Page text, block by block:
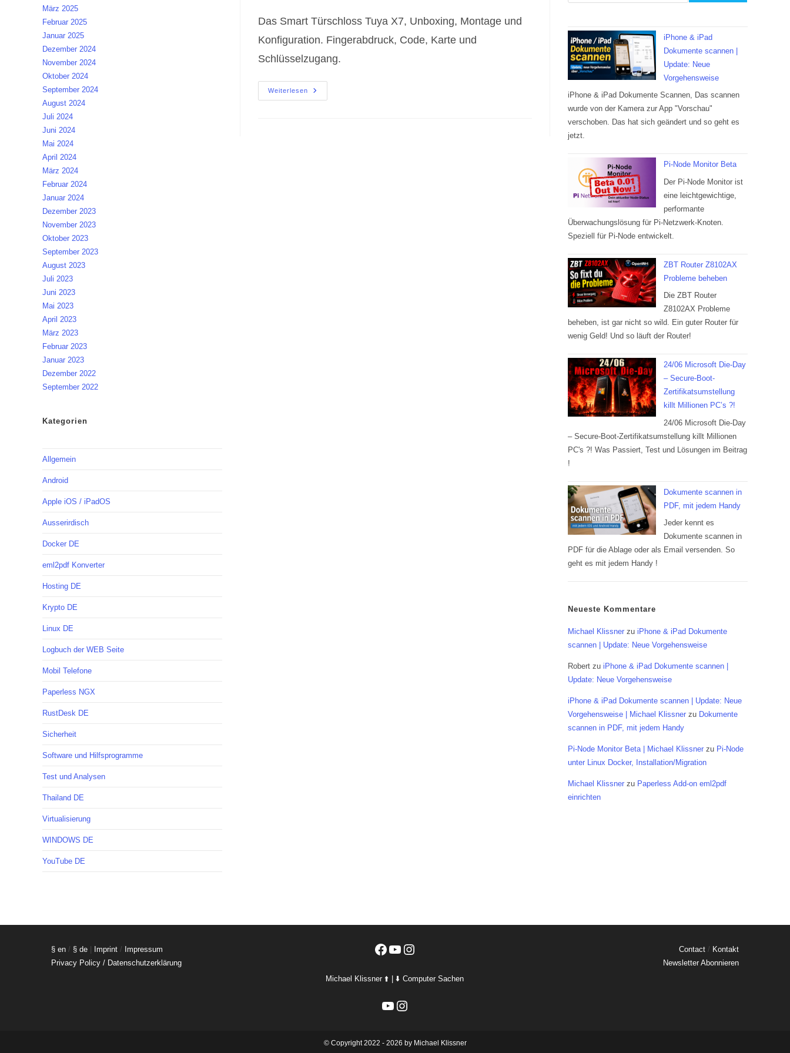
Das Smart Türschloss Tuya X7, Unboxing, Montage und
Konfiguration. Fingerabdruck, Code, Karte und
Schlüsselzugang.
Weiterlesen
Smart
Türschloss
März 2025
Februar 2025
Januar 2025
Dezember 2024
November 2024
Oktober 2024
September 2024
August 2024
Juli 2024
Juni 2024
Mai 2024
April 2024
März 2024
Februar 2024
Januar 2024
Dezember 2023
November 2023
Oktober 2023
September 2023
August 2023
Juli 2023
Juni 2023
Mai 2023
April 2023
März 2023
Februar 2023
Januar 2023
Dezember 2022
September 2022
Kategorien
Allgemein
Android
Apple iOS / iPadOS
Ausserirdisch
Docker DE
eml2pdf Konverter
Hosting DE
Krypto DE
Linux DE
Logbuch der WEB Seite
Mobil Telefone
Paperless NGX
RustDesk DE
Sicherheit
Software und Hilfsprogramme
Test und Analysen
Thailand DE
Virtualisierung
WINDOWS DE
YouTube DE
iPhone & iPad
Dokumente scannen |
Update: Neue
Vorgehensweise
iPhone & iPad Dokumente Scannen, Das scannen
wurde von der Kamera zur App "Vorschau"
verschoben. Das hat sich geändert und so geht es
jetzt.
Pi-Node Monitor Beta
Der Pi-Node Monitor ist
eine leichtgewichtige,
performante
Überwachungslösung für Pi-Netzwerk-Knoten.
Speziell für Pi-Node entwickelt.
ZBT Router Z8102AX
Probleme beheben
Die ZBT Router
Z8102AX Probleme
beheben, ist gar nicht so wild. Ein guter Router für
wenig Geld! Und so läuft der Router!
24/06 Microsoft Die-Day
– Secure-Boot-
Zertifikatsumstellung
killt Millionen PC’s ?!
24/06 Microsoft Die-Day
– Secure-Boot-Zertifikatsumstellung killt Millionen
PC's ?! Was Passiert, Test und Lösungen im Beitrag
!
Dokumente scannen in
PDF, mit jedem Handy
Jeder kennt es
Dokumente scannen in
PDF für die Ablage oder als Email versenden. So
geht es mit jedem Handy !
Neueste Kommentare
Michael Klissner zu iPhone & iPad Dokumente
scannen | Update: Neue Vorgehensweise
Robert zu iPhone & iPad Dokumente scannen |
Update: Neue Vorgehensweise
iPhone & iPad Dokumente scannen | Update: Neue
Vorgehensweise | Michael Klissner zu Dokumente
scannen in PDF, mit jedem Handy
Pi-Node Monitor Beta | Michael Klissner zu Pi-Node
unter Linux Docker, Installation/Migration
Michael Klissner zu Paperless Add-on eml2pdf
einrichten
§ en / § de Imprint / Impressum
Privacy Policy / Datenschutzerklärung
Facebook
YouTubeInstagram
Michael Klissner ⬆️ | ⬇️ Computer Sachen
YouTubeInstagram
Contact/ Kontakt
Newsletter Abonnieren
©️ Copyright 2022 - 2026 by Michael Klissner